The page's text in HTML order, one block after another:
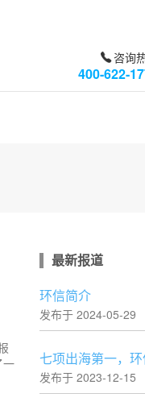
咨询
400-622-
一
最新报道
环信简介
发布于 2024-05-29
发布于 2023-12-15